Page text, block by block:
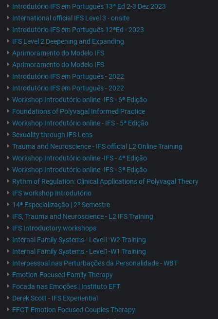
Introdutório IFS em Português 13ª Ed 2-3 Dez 2023
International official IFS Level 3 - onsite
Introdutório IFS em Português 12ªEd - 2023
IFS Level 2 Deepening and Expanding
Aprimoramento do Modelo IFS
Aprimoramento do Modelo IFS
Introdutório IFS em Português - 2022
Introdutório IFS em Português - 2022
Workshop Introdutório online -IFS - 6ª Edição
Foundations of Polyvagal Informed Practice
Workshop Introdutório online - IFS - 5ª Edição
Sexuality through IFS Lens
Trauma and Neuroscience - IFS official L2 Online Training
Workshop Introdutório online -IFS - 4ª Edição
Workshop Introdutório online -IFS - 3ª Edição
Rythm of Regulation: Clinical Applications of Polyvagal Theory
IFS workshop Introdutório
14ª Especialização | 2º Semestre
IFS, Trauma and Neuroscience - L2 IFS Training
IFS Introductory workshops
Internal Family Systems - Level1-W2 Training
Internal Family Systems - Level1-W1 Training
Interpessoal nas Perturbações da Personalidade - WBT
Emotion-Focused Family Therapy
Focada nas Emoções | Instituto EFT
Derek Scott - IFS Experiential
EFCT- Emotion Focused Couples Therapy